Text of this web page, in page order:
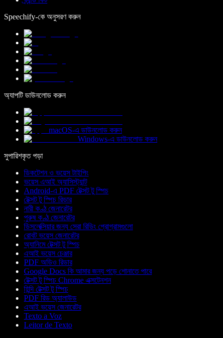
Speechify-কে অনুসরণ করুন
অ্যাপটি ডাউনলোড করুন
macOS-এ ডাউনলোড করুন
Windows-এ ডাউনলোড করুন
সুপারিশকৃত পড়া
ডিকটেশন ও ভয়েস টাইপিং
ভয়েস এআই অ্যাসিস্ট্যান্ট
Android-এ PDF টেক্সট টু স্পিচ
টেক্সট টু স্পিচ রিডার
নারী কণ্ঠ জেনারেটর
পুরুষ কণ্ঠ জেনারেটর
ডিসলেক্সিয়ার জন্য সেরা রিডিং প্রোগ্রামগুলো
রোবট ভয়েস জেনারেটর
অ্যানিমে টেক্সট টু স্পিচ
এআই ভয়েস চেঞ্জার
PDF অডিও রিডার
Google Docs কি আমার জন্য পড়ে শোনাতে পারে
টেক্সট টু স্পিচ Chrome এক্সটেনশন
হিন্দি টেক্সট টু স্পিচ
PDF রিড অ্যালাউড
এআই ভয়েস জেনারেটর
Texto a Voz
Leitor de Texto